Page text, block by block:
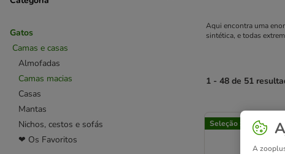
Gatos
Camas e casas
Almofadas
Camas macias
Casas
Mantas
Nichos, cestos e sofás
❤ Os Favoritos
Aqui encontra uma
sintética, e todas
1 - 48 de 51
product items have
Seleção zooplus
A